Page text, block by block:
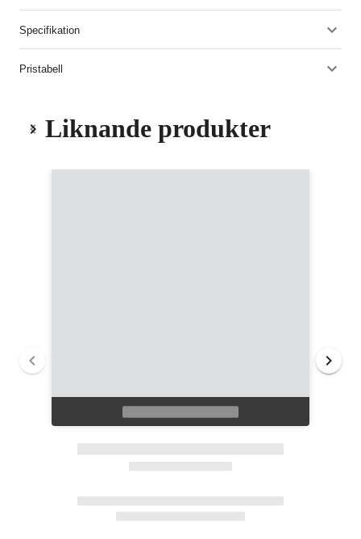
Specifikation
Pristabell
Liknande produkter